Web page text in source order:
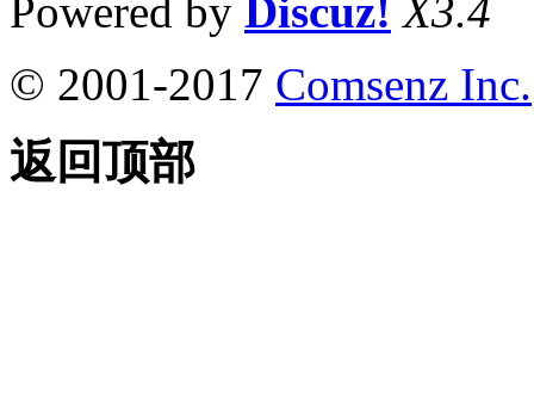
Powered by Discuz! X3.4
© 2001-2017 Comsenz Inc.
返回顶部